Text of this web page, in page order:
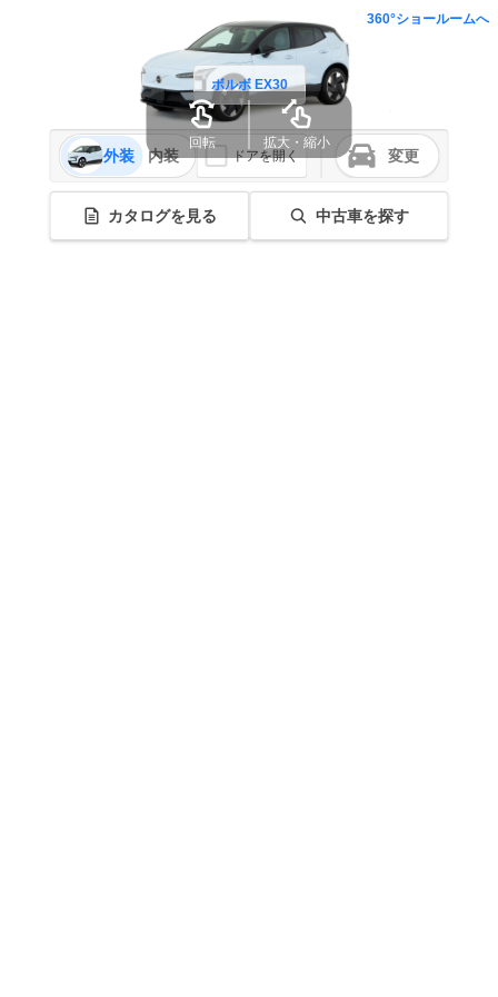
360°ショールームへ
ボルボ EX30
外装 内装 ドアを開く 変更
カタログを見る 中古車を探す
回転 拡大・縮小